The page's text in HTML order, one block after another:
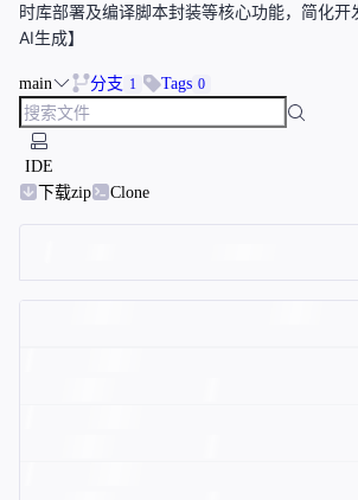
时库部署及编译脚本封装等核心功能，简化开
AI生成】
main 分支 1 Tags 0
IDE
下载zip
Clone